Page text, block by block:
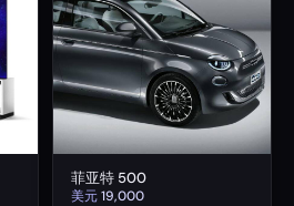
菲亚特 500
美元19,000